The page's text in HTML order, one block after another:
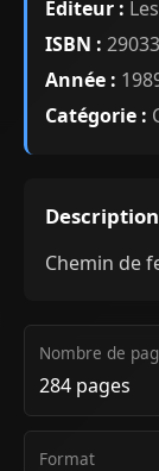
Éditeur :
ISBN :
Année :
Catégorie :
Description
Chemin de
Nombre de
284 pages
Format